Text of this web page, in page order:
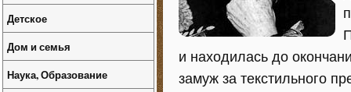
и находилась до
замуж за текстильного
Детское
Дом и семья
Наука, Образование